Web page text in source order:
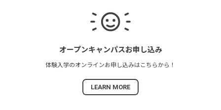
オープンキャンパスお申し込み
体験入学のオンラインお申し込みは こちらから！
LEARN MORE